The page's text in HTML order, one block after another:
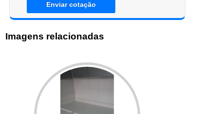
Enviar cotação
Imagens relacionadas